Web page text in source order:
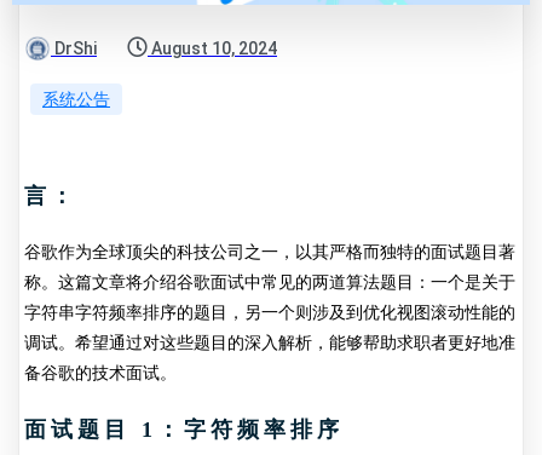
DrShi August 10, 2024
系统公告
言：
谷歌作为全球顶尖的科技公司之一，以其严格而独特的面试题目著
称。这篇文章将介绍谷歌面试中常见的两道算法题目：一个是关于
字符串字符频率排序的题目，另一个则涉及到优化视图滚动性能的
调试。希望通过对这些题目的深入解析，能够帮助求职者更好地准
备谷歌的技术面试。
面试题目 1：字符频率排序